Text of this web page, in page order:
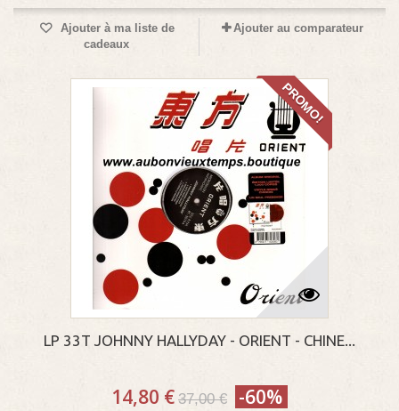
Ajouter à ma liste de
cadeaux
Ajouter au comparateur
PROMO!
LP 33T JOHNNY HALLYDAY - ORIENT - CHINE...
14,80 € 37,00 € -60%